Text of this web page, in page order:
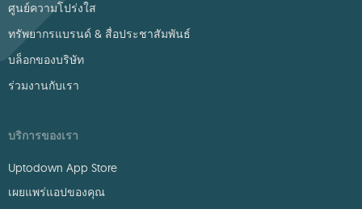
ศูนย์ความโปร่งใส
ทรัพยากรแบรนด์ & สื่อประชาสัมพันธ์
บล็อกของบริษัท
ร่วมงานกับเรา
บริการของเรา
Uptodown App Store
เผยแพร่แอปของคุณ